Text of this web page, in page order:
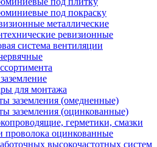
под покраску
металлические
ревизионные
система вентиляции
для монтажа
заземления (омедненные)
заземления (оцинкованные)
герметики, смазки
проволока оцинкованные
высокочастотных систем